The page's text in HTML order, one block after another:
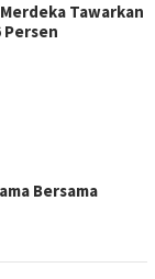
Tawarkan
Persen
Bersama